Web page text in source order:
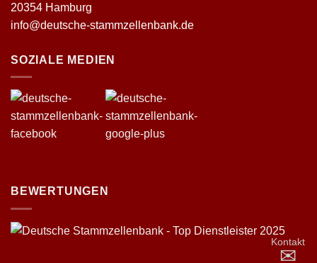
20354 Hamburg
info@deutsche-stammzellenbank.de
SOZIALE MEDIEN
BEWERTUNGEN
Kontakt
✉